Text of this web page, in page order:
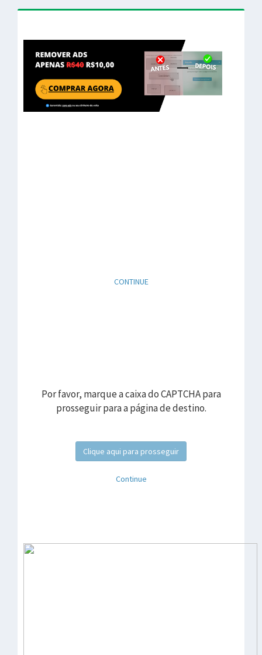
CONTINUE
Por favor, marque a caixa do CAPTCHA para
prosseguir para a página de destino.
Clique aqui para prosseguir
Continue